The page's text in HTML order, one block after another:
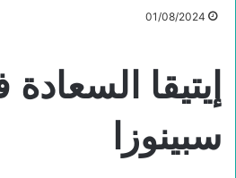
01/08/2024
إيتيقا
سبينوزا